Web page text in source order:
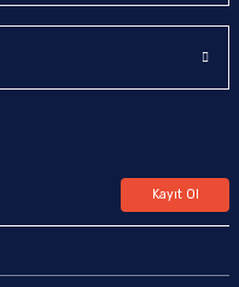
Kayıt Ol